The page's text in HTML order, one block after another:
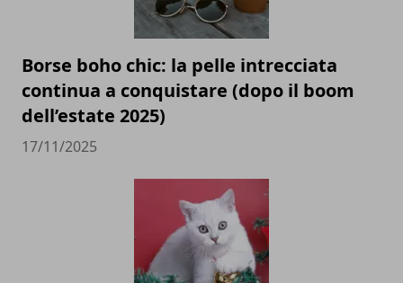
Borse boho chic: la pelle intrecciata
continua a conquistare (dopo il boom
dell’estate 2025)
17/11/2025